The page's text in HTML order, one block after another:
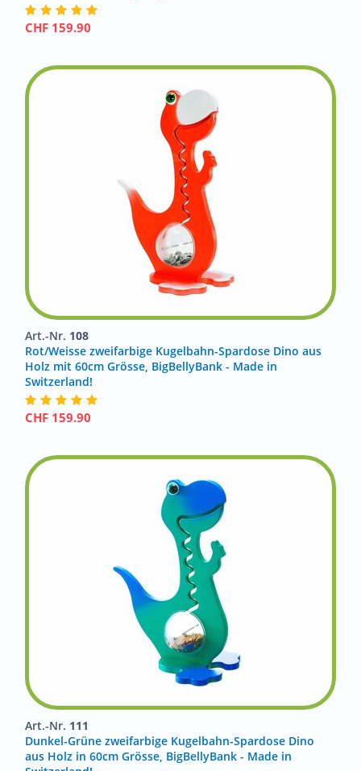
CHF 159.90
Art.-Nr. 108
Rot/Weisse zweifarbige Kugelbahn-Spardose Dino aus
Holz mit 60cm Grösse, BigBellyBank - Made in
Switzerland!
CHF 159.90
Art.-Nr. 111
Dunkel-Grüne zweifarbige Kugelbahn-Spardose Dino
aus Holz in 60cm Grösse, BigBellyBank - Made in